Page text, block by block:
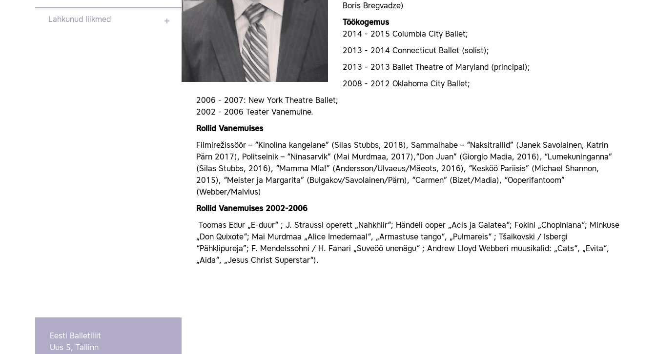
Lahkunud liikmed
Boris Bregvadze)
Töökogemus
2014 - 2015 Columbia City Ballet;
2013 - 2014 Connecticut Ballet (solist);
2013 - 2013 Ballet Theatre of Maryland (principal);
2008 - 2012 Oklahoma City Ballet;
2006 - 2007: New York Theatre Ballet;
2002 - 2006 Teater Vanemuine.
Rollid Vanemuises
Filmirežissöör – “Kinolina kangelane” (Silas Stubbs, 2018), Sammalhabe – “Naksitrallid” (Janek Savolainen, Katrin
Pärn 2017), Politseinik – “Ninasarvik” (Mai Murdmaa, 2017),“Don Juan” (Giorgio Madia, 2016), “Lumekuninganna”
(Silas Stubbs, 2016), “Mamma MIa!” (Andersson/Ulvaeus/Mäeots, 2016), “Kesköö Pariisis” (Michael Shannon,
2015), “Meister ja Margarita” (Bulgakov/Savolainen/Pärn), “Carmen” (Bizet/Madia), “Ooperifantoom”
(Webber/Malvius)
Rollid Vanemuises 2002-2006
Toomas Edur „E-duur“ ; J. Straussi operett „Nahkhiir“; Händeli ooper „Acis ja Galatea“; Fokini „Chopiniana“; Minkuse
„Don Quixote“; Mai Murdmaa „Alice Imedemaal“, „Armastuse tango“, „Pulmareis“ ; Tšaikovski / Isbergi
“Pähklipureja”; F. Mendelssohni / H. Fanari „Suveöö unenägu“ ; Andrew Lloyd Webberi muusikalid: „Cats“, „Evita“,
„Aida“, „Jesus Christ Superstar“).
Eesti Balletiliit
Uus 5, Tallinn